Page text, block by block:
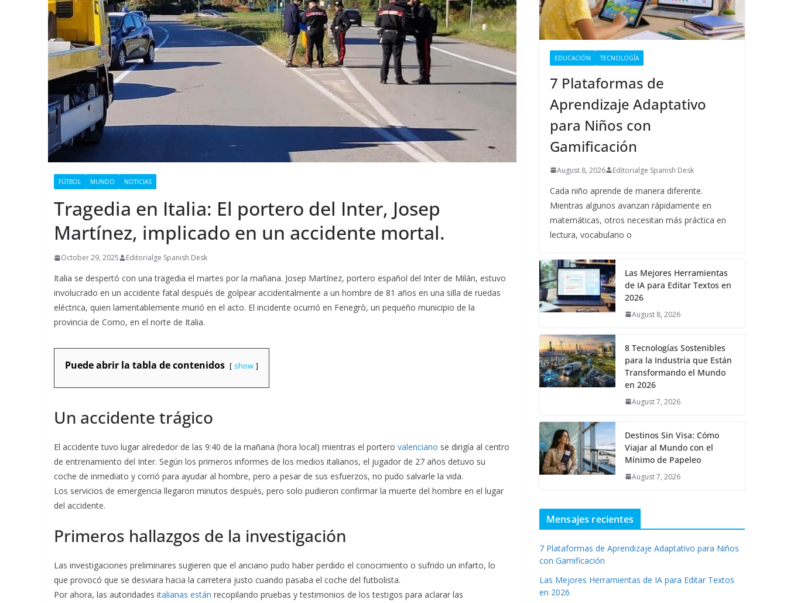
FÚTBOL MUNDO NOTICIAS
Tragedia en Italia: El portero del Inter, Josep
Martínez, implicado en un accidente mortal.
October 29, 2025 Editorialge Spanish Desk
Italia se despertó con una tragedia el martes por la mañana. Josep Martínez, portero español del Inter de Milán, estuvo
involucrado en un accidente fatal después de golpear accidentalmente a un hombre de 81 años en una silla de ruedas
eléctrica, quien lamentablemente murió en el acto. El incidente ocurrió en Fenegrò, un pequeño municipio de la
provincia de Como, en el norte de Italia.
Puede abrir la tabla de contenidos show
Un accidente trágico
El accidente tuvo lugar alrededor de las 9:40 de la mañana (hora local) mientras el portero valenciano se dirigía al centro
de entrenamiento del Inter. Según los primeros informes de los medios italianos, el jugador de 27 años detuvo su
coche de inmediato y corrió para ayudar al hombre, pero a pesar de sus esfuerzos, no pudo salvarle la vida.
Los servicios de emergencia llegaron minutos después, pero solo pudieron confirmar la muerte del hombre en el lugar
del accidente.
Primeros hallazgos de la investigación
Las investigaciones preliminares sugieren que el anciano pudo haber perdido el conocimiento o sufrido un infarto, lo
que provocó que se desviara hacia la carretera justo cuando pasaba el coche del futbolista.
Por ahora, las autoridades italianas están recopilando pruebas y testimonios de los testigos para aclarar las
EDUCACIÓN TECNOLOGÍA
7 Plataformas de
Aprendizaje Adaptativo
para Niños con
Gamificación
August 8, 2026 Editorialge Spanish Desk
Cada niño aprende de manera diferente.
Mientras algunos avanzan rápidamente en
matemáticas, otros necesitan más práctica en
lectura, vocabulario o
Las Mejores Herramientas
de IA para Editar Textos en
2026
August 8, 2026
8 Tecnologías Sostenibles
para la Industria que Están
Transformando el Mundo
en 2026
August 7, 2026
Destinos Sin Visa: Cómo
Viajar al Mundo con el
Mínimo de Papeleo
August 7, 2026
Mensajes recientes
7 Plataformas de Aprendizaje Adaptativo para Niños
con Gamificación
Las Mejores Herramientas de IA para Editar Textos
en 2026